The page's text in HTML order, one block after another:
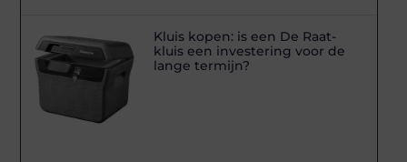
Kluis kopen: is een De Raat-
kluis een investering voor de
lange termijn?